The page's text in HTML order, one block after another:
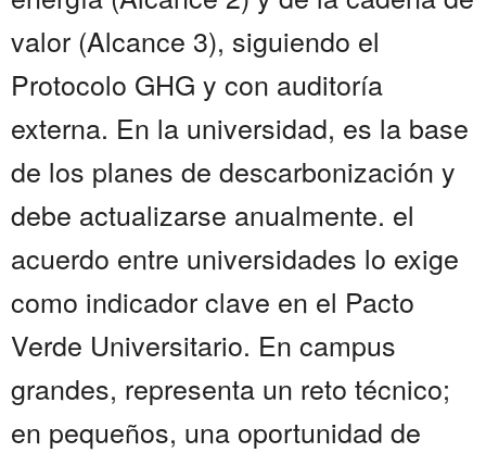
valor (Alcance 3), siguiendo el
Protocolo GHG y con auditoría
externa. En la universidad, es la base
de los planes de descarbonización y
debe actualizarse anualmente. el
acuerdo entre universidades lo exige
como indicador clave en el Pacto
Verde Universitario. En campus
grandes, representa un reto técnico;
en pequeños, una oportunidad de